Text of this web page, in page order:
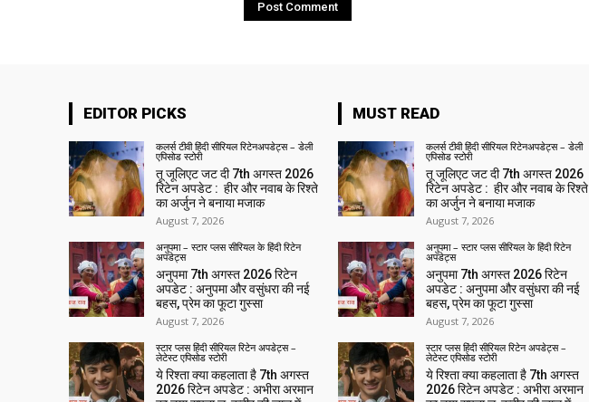
EDITOR PICKS
कलर्स टीवी हिंदी सीरियल रिटेनअपडेट्स – डेली
एपिसोड स्टोरी
तू जूलिएट जट दी 7th अगस्त 2026
रिटेन अपडेट : हीर और नवाब के रिश्ते
का अर्जुन ने बनाया मजाक
August 7, 2026
अनुपमा – स्टार प्लस सीरियल के हिंदी रिटेन
अपडेट्स
अनुपमा 7th अगस्त 2026 रिटेन
अपडेट : अनुपमा और वसुंधरा की नई
बहस, प्रेम का फूटा गुस्सा
August 7, 2026
स्टार प्लस हिंदी सीरियल रिटेन अपडेट्स –
लेटेस्ट एपिसोड स्टोरी
ये रिश्ता क्या कहलाता है 7th अगस्त
2026 रिटेन अपडेट : अभीरा अरमान
MUST READ
कलर्स टीवी हिंदी सीरियल रिटेनअपडेट्स – डेली
एपिसोड स्टोरी
तू जूलिएट जट दी 7th अगस्त 2026
रिटेन अपडेट : हीर और नवाब के रिश्ते
का अर्जुन ने बनाया मजाक
August 7, 2026
अनुपमा – स्टार प्लस सीरियल के हिंदी रिटेन
अपडेट्स
अनुपमा 7th अगस्त 2026 रिटेन
अपडेट : अनुपमा और वसुंधरा की नई
बहस, प्रेम का फूटा गुस्सा
August 7, 2026
स्टार प्लस हिंदी सीरियल रिटेन अपडेट्स –
लेटेस्ट एपिसोड स्टोरी
ये रिश्ता क्या कहलाता है 7th अगस्त
2026 रिटेन अपडेट : अभीरा अरमान